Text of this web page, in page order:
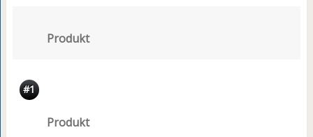
Produkt
#1
Produkt